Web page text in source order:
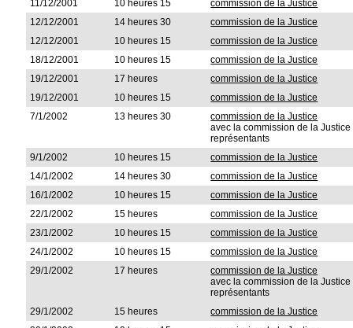
11/12/2001 10 heures 15
commission de la Justice
12/12/2001
14 heures 30
commission de la Justice
12/12/2001
10 heures 15
commission de la Justice
18/12/2001
10 heures 15
commission de la Justice
19/12/2001
17 heures
commission de la Justice
19/12/2001
10 heures 15
commission de la Justice
7/1/2002
13 heures 30
commission de la Justice
avec la commission de la
représentants
9/1/2002
10 heures 15
commission de la Justice
14/1/2002
14 heures 30
commission de la Justice
16/1/2002
10 heures 15
commission de la Justice
22/1/2002
15 heures
commission de la Justice
23/1/2002
10 heures 15
commission de la Justice
24/1/2002
10 heures 15
commission de la Justice
29/1/2002
17 heures
commission de la Justice
avec la commission de la
représentants
29/1/2002
15 heures
commission de la Justice